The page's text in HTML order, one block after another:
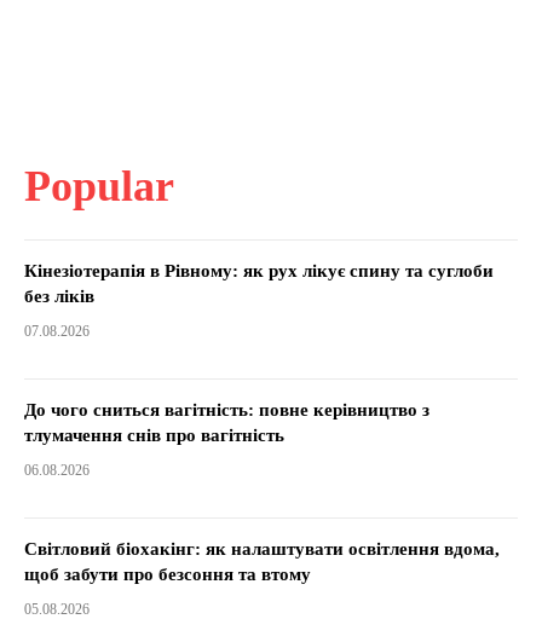
Popular
Кінезіотерапія в Рівному: як рух лікує спину та суглоби
без ліків
07.08.2026
До чого сниться вагітність: повне керівництво з
тлумачення снів про вагітність
06.08.2026
Світловий біохакінг: як налаштувати освітлення вдома,
щоб забути про безсоння та втому
05.08.2026